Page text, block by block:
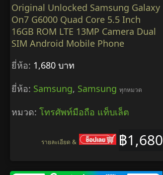
Original Unlocked Samsung Galaxy
On7 G6000 Quad Core 5.5 Inch
16GB ROM LTE 13MP Camera Dual
SIM Android Mobile Phone
ยี่ห้อ: 1,680 บาท
ยี่ห้อ: Samsung, Samsung ทุกหมวด
หมวด: โทรศัพท์มือถือ แท็บเล็ต
฿1,680
รายละเอียด &